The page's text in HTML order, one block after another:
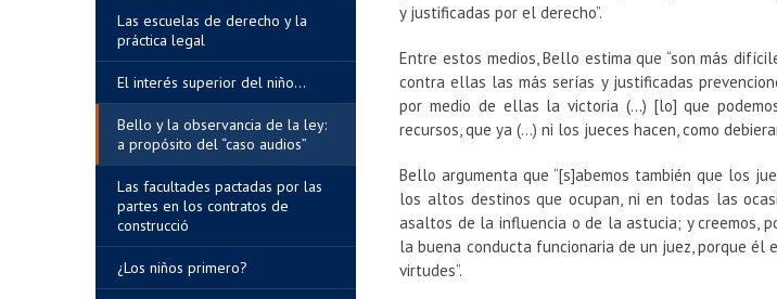
Las escuelas de derecho y la
práctica legal
El interés superior del niño...
Bello y la observancia de la ley:
a propósito del “caso audios”
Las facultades pactadas por las
partes en los contratos de
construcció
¿Los niños primero?
y justificadas por el derecho”.
Entre estos medios, Bello estima que “son más
contra ellas las más serías y justificadas
por medio de ellas la victoria (…) [lo] que
recursos, que ya (…) ni los jueces hacen, como
Bello argumenta que “[s]abemos también que los
los altos destinos que ocupan, ni en todas las
asaltos de la influencia o de la astucia; y creemos,
la buena conducta funcionaria de un juez, porque él
virtudes”.